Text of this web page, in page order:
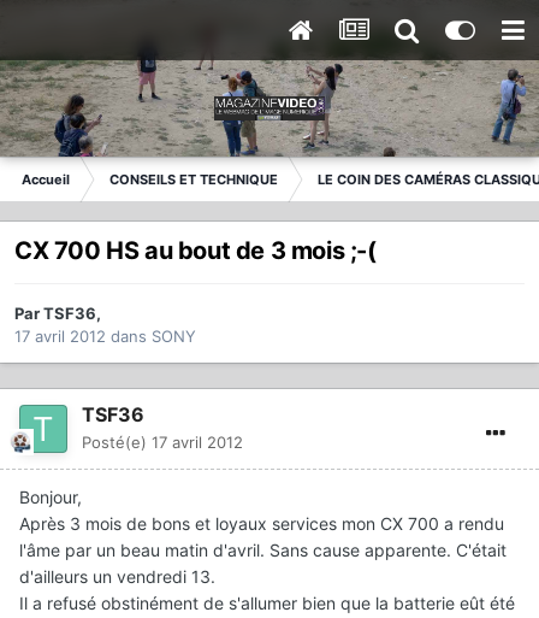
Accueil CONSEILS ET TECHNIQUE LE COIN DES CAMÉRAS
CX 700 HS au bout de 3 mois ;-(
ParTSF36,
17 avril 2012 dans SONY
TSF36
Posté(e) 17 avril 2012
Bonjour,
Après 3 mois de bons et loyaux services mon CX 700 a rendu
l'âme par un beau matin d'avril. Sans cause apparente. C'était
d'ailleurs un vendredi 13.
Il a refusé obstinément de s'allumer bien que la batterie eût été